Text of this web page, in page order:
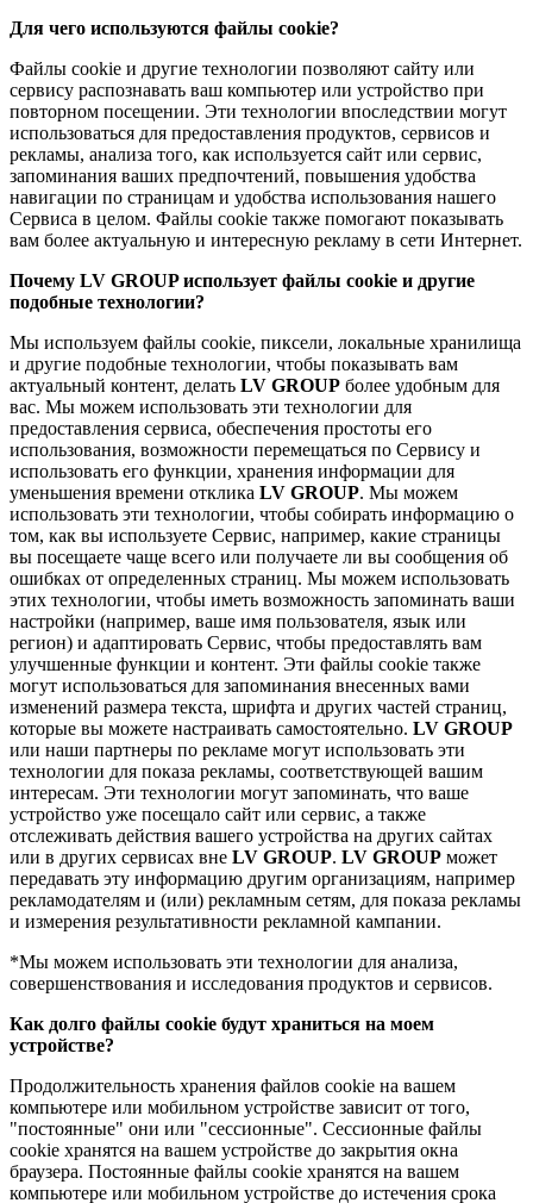
Для чего используются файлы cookie?
Файлы cookie и другие технологии позволяют сайту или
сервису распознавать ваш компьютер или устройство при
повторном посещении. Эти технологии впоследствии могут
использоваться для предоставления продуктов, сервисов и
рекламы, анализа того, как используется сайт или сервис,
запоминания ваших предпочтений, повышения удобства
навигации по страницам и удобства использования нашего
Сервиса в целом. Файлы cookie также помогают показывать
вам более актуальную и интересную рекламу в сети Интернет.
Почему LV GROUP использует файлы cookie и другие
подобные технологии?
Мы используем файлы cookie, пиксели, локальные хранилища
и другие подобные технологии, чтобы показывать вам
актуальный контент, делать LV GROUP более удобным для
вас. Мы можем использовать эти технологии для
предоставления сервиса, обеспечения простоты его
использования, возможности перемещаться по Сервису и
использовать его функции, хранения информации для
уменьшения времени отклика LV GROUP. Мы можем
использовать эти технологии, чтобы собирать информацию о
том, как вы используете Сервис, например, какие страницы
вы посещаете чаще всего или получаете ли вы сообщения об
ошибках от определенных страниц. Мы можем использовать
этих технологии, чтобы иметь возможность запоминать ваши
настройки (например, ваше имя пользователя, язык или
регион) и адаптировать Сервис, чтобы предоставлять вам
улучшенные функции и контент. Эти файлы cookie также
могут использоваться для запоминания внесенных вами
изменений размера текста, шрифта и других частей страниц,
которые вы можете настраивать самостоятельно. LV GROUP
или наши партнеры по рекламе могут использовать эти
технологии для показа рекламы, соответствующей вашим
интересам. Эти технологии могут запоминать, что ваше
устройство уже посещало сайт или сервис, а также
отслеживать действия вашего устройства на других сайтах
или в других сервисах вне LV GROUP. LV GROUP может
передавать эту информацию другим организациям, например
рекламодателям и (или) рекламным сетям, для показа рекламы
и измерения результативности рекламной кампании.
*Мы можем использовать эти технологии для анализа,
совершенствования и исследования продуктов и сервисов.
Как долго файлы cookie будут храниться на моем
устройстве?
Продолжительность хранения файлов cookie на вашем
компьютере или мобильном устройстве зависит от того,
"постоянные" они или "сессионные". Сессионные файлы
cookie хранятся на вашем устройстве до закрытия окна
браузера. Постоянные файлы cookie хранятся на вашем
компьютере или мобильном устройстве до истечения срока